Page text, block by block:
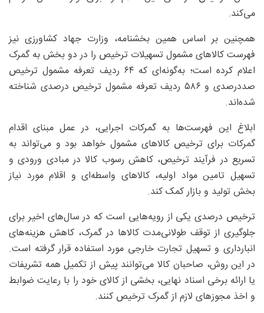
می‌کند.
همچنین بر اساس همین بخشنامه، وزارت جهاد کشاورزی نیز
فهرست کالاهای مشمول تسهیلات ترخیص را در دو بخش به گمرک
اعلام کرده است؛ به‌گونه‌ای که ۶۴ ردیف تعرفه مشمول ترخیص
صددرصدی و ۵۸۶ ردیف تعرفه مشمول ترخیص درصدی شناخته
شده‌اند.
ابلاغ این فهرست‌ها به گمرکات اجرایی، در عمل مبنای اقدام
گمرکات برای ترخیص کالاهای مشمول خواهد بود و می‌تواند به
تسریع در فرآیند ترخیص، کاهش رسوب کالا در مبادی ورودی و
تسهیل تامین مواد اولیه، کالاهای واسطه‌ای و اقلام مورد نیاز
بخش تولید و بازار کمک کند.
ترخیص درصدی یکی از رویه‌هایی است که در سال‌های اخیر برای
جلوگیری از توقف طولانی‌مدت کالاها در گمرک، کاهش هزینه‌های
انبارداری و تسهیل تجارت خارجی مورد استفاده قرار گرفته است.
در این روش، صاحبان کالا می‌توانند پیش از تکمیل همه تشریفات
یا ارائه برخی اسناد نهایی، بخشی از کالای خود را با رعایت ضوابط
و اخذ مجوزهای لازم از گمرک ترخیص کنند.